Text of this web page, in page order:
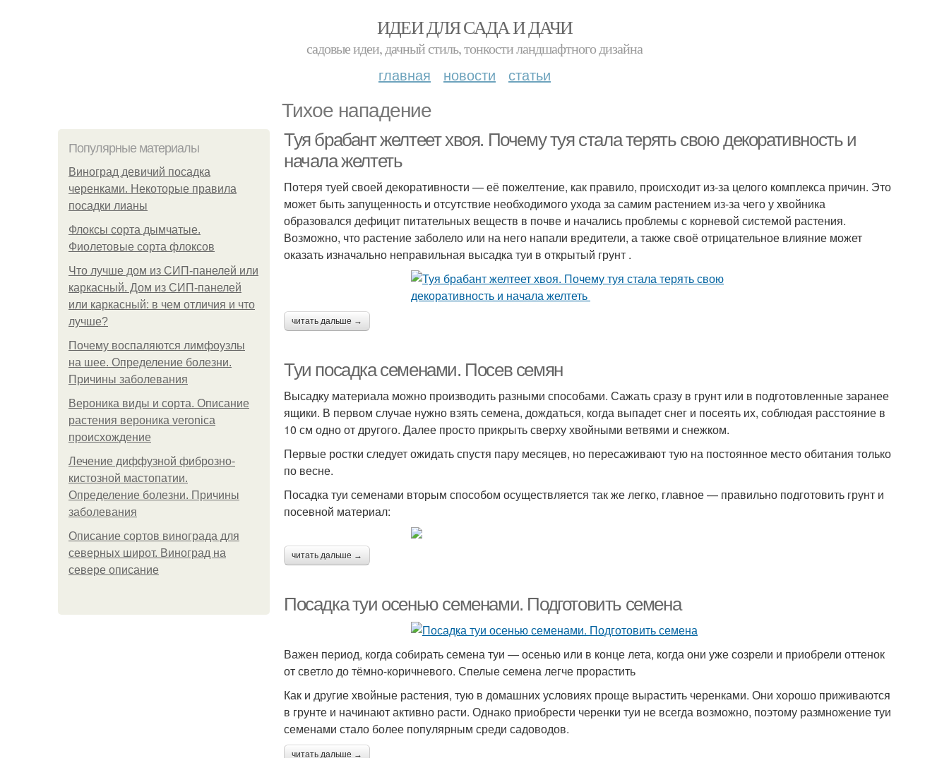
ИДЕИ ДЛЯ САДА И ДАЧИ
садовые идеи, дачный стиль, тонкости ландшафтного дизайна
главная новости статьи
Тихое нападение
Популярные материалы
Виноград девичий посадка
черенками. Некоторые правила
посадки лианы
Флоксы сорта дымчатые.
Фиолетовые сорта флоксов
Что лучше дом из СИП-панелей или
каркасный. Дом из СИП-панелей
или каркасный: в чем отличия и что
лучше?
Почему воспаляются лимфоузлы
на шее. Определение болезни.
Причины заболевания
Вероника виды и сорта. Описание
растения вероника veronica
происхождение
Лечение диффузной фиброзно-
кистозной мастопатии.
Определение болезни. Причины
заболевания
Описание сортов винограда для
северных широт. Виноград на
севере описание
Туя брабант желтеет хвоя. Почему туя стала терять свою декоративность и
начала желтеть
Потеря туей своей декоративности — её пожелтение, как правило, происходит из-за целого комплекса причин. Это
может быть запущенность и отсутствие необходимого ухода за самим растением из-за чего у хвойника
образовался дефицит питательных веществ в почве и начались проблемы с корневой системой растения.
Возможно, что растение заболело или на него напали вредители, а также своё отрицательное влияние может
оказать изначально неправильная высадка туи в открытый грунт .
читать дальше →
Туи посадка семенами. Посев семян
Высадку материала можно производить разными способами. Сажать сразу в грунт или в подготовленные заранее
ящики. В первом случае нужно взять семена, дождаться, когда выпадет снег и посеять их, соблюдая расстояние в
10 см одно от другого. Далее просто прикрыть сверху хвойными ветвями и снежком.
Первые ростки следует ожидать спустя пару месяцев, но пересаживают тую на постоянное место обитания только
по весне.
Посадка туи семенами вторым способом осуществляется так же легко, главное — правильно подготовить грунт и
посевной материал:
читать дальше →
Посадка туи осенью семенами. Подготовить семена
Важен период, когда собирать семена туи — осенью или в конце лета, когда они уже созрели и приобрели оттенок
от светло до тёмно-коричневого. Спелые семена легче прорастить
Как и другие хвойные растения, тую в домашних условиях проще вырастить черенками. Они хорошо приживаются
в грунте и начинают активно расти. Однако приобрести черенки туи не всегда возможно, поэтому размножение туи
семенами стало более популярным среди садоводов.
читать дальше →